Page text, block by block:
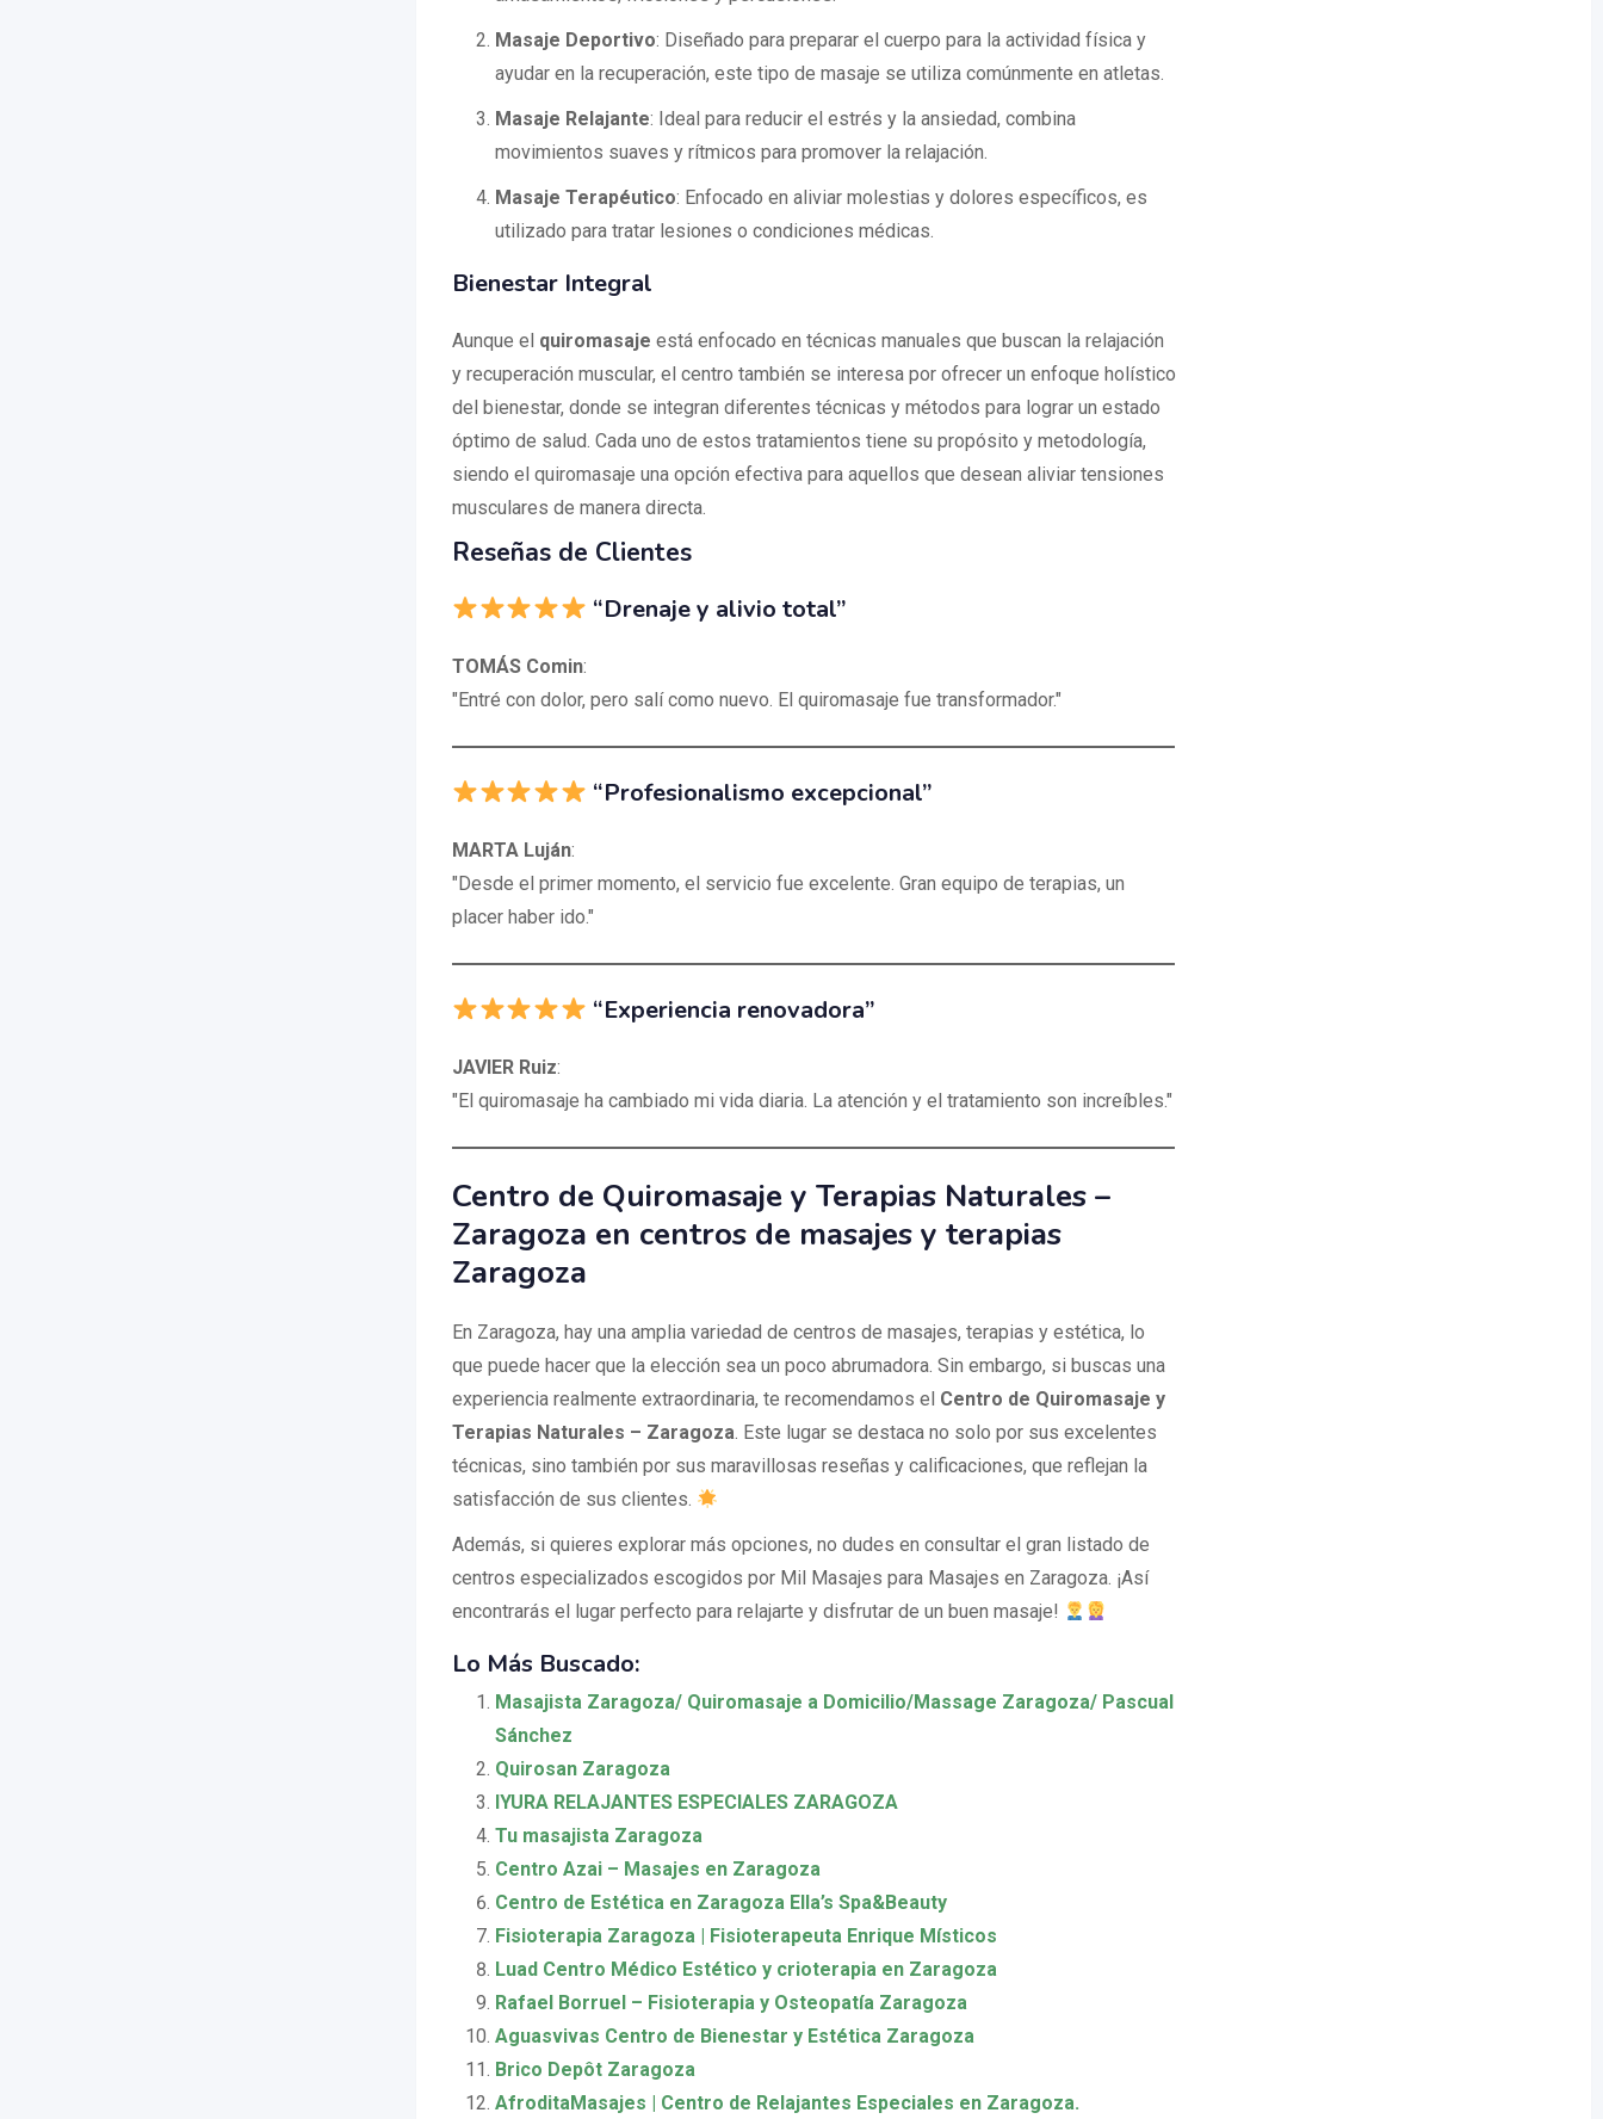
Masaje Deportivo: Diseñado para preparar el cuerpo para la actividad física y
ayudar en la recuperación, este tipo de masaje se utiliza comúnmente en atletas.
Masaje Relajante: Ideal para reducir el estrés y la ansiedad, combina
movimientos suaves y rítmicos para promover la relajación.
Masaje Terapéutico: Enfocado en aliviar molestias y dolores específicos, es
utilizado para tratar lesiones o condiciones médicas.
Bienestar Integral
Aunque el quiromasaje está enfocado en técnicas manuales que buscan la relajación
y recuperación muscular, el centro también se interesa por ofrecer un enfoque holístico
del bienestar, donde se integran diferentes técnicas y métodos para lograr un estado
óptimo de salud. Cada uno de estos tratamientos tiene su propósito y metodología,
siendo el quiromasaje una opción efectiva para aquellos que desean aliviar tensiones
musculares de manera directa.
Reseñas de Clientes
“Drenaje y alivio total”
TOMÁS Comin:
"Entré con dolor, pero salí como nuevo. El quiromasaje fue transformador."
“Profesionalismo excepcional”
MARTA Luján:
"Desde el primer momento, el servicio fue excelente. Gran equipo de terapias, un
placer haber ido."
“Experiencia renovadora”
JAVIER Ruiz:
"El quiromasaje ha cambiado mi vida diaria. La atención y el tratamiento son increíbles."
Centro de Quiromasaje y Terapias Naturales –
Zaragoza en centros de masajes y terapias
Zaragoza
En Zaragoza, hay una amplia variedad de centros de masajes, terapias y estética, lo
que puede hacer que la elección sea un poco abrumadora. Sin embargo, si buscas una
experiencia realmente extraordinaria, te recomendamos el Centro de Quiromasaje y
Terapias Naturales – Zaragoza. Este lugar se destaca no solo por sus excelentes
técnicas, sino también por sus maravillosas reseñas y calificaciones, que reflejan la
satisfacción de sus clientes.
Además, si quieres explorar más opciones, no dudes en consultar el gran listado de
centros especializados escogidos por Mil Masajes para Masajes en Zaragoza. ¡Así
encontrarás el lugar perfecto para relajarte y disfrutar de un buen masaje!
Lo Más Buscado:
Masajista Zaragoza/ Quiromasaje a Domicilio/Massage Zaragoza/ Pascual
Sánchez
Quirosan Zaragoza
IYURA RELAJANTES ESPECIALES ZARAGOZA
Tu masajista Zaragoza
Centro Azai – Masajes en Zaragoza
Centro de Estética en Zaragoza Ella’s Spa&Beauty
Fisioterapia Zaragoza | Fisioterapeuta Enrique Místicos
Luad Centro Médico Estético y crioterapia en Zaragoza
Rafael Borruel – Fisioterapia y Osteopatía Zaragoza
Aguasvivas Centro de Bienestar y Estética Zaragoza
Brico Depôt Zaragoza
AfroditaMasajes | Centro de Relajantes Especiales en Zaragoza.